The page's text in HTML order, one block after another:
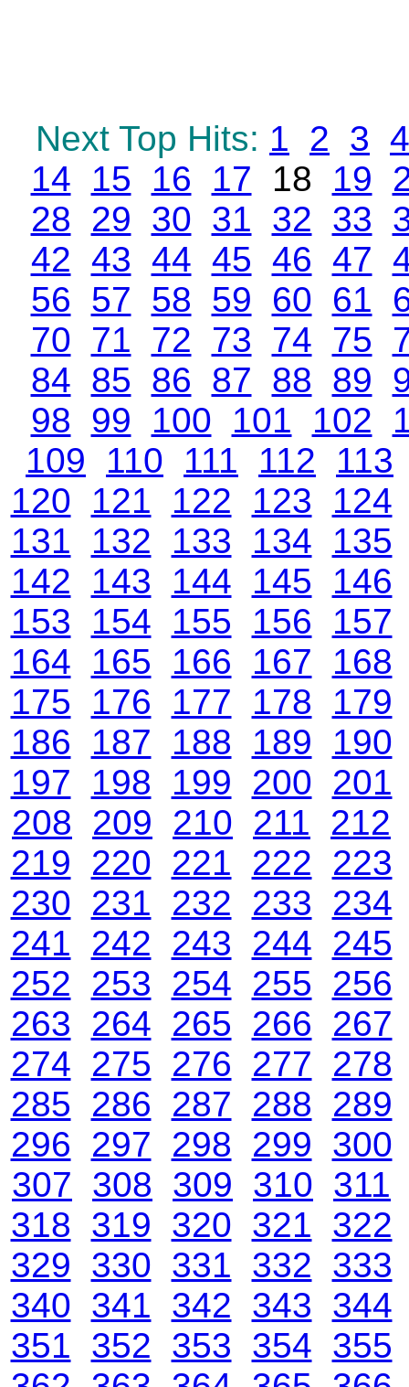
Next Top Hits: 1 2 3 4
14
15 16 17 18 19
28
29 30 31 32 33
42 43 44 45 46 47
56 57 58 59 60 61
70 71 72 73 74 75
84 85 86 87 88 89
98 99 100 101 102
109
110 111 112
113
120
121 122 123
124
131
132 133 134
135
142
143 144 145
146
153
154 155 156
157
164
165 166 167
168
175
176 177 178
179
186
187 188 189
190
197
198 199 200 201
208
209 210 211
212
219
220 221 222
223
230 231 232 233
234
241
242 243 244 245
252
253 254 255
256
263
264 265 266
267
274 275 276 277
278
285
286 287 288
289
296
297 298 299 300
307 308 309 310 311
318 319 320 321 322
329 330 331 332 333
340 341 342 343 344
351 352 353 354 355